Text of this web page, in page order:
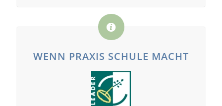
WENN PRAXIS SCHULE MACHT